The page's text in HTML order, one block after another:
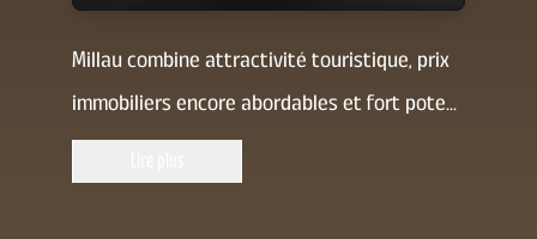
Millau combine attractivité touristique, prix
immobiliers encore abordables et fort pote...